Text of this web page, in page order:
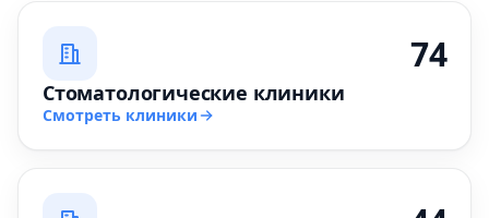
74
Стоматологические клиники
Смотреть клиники